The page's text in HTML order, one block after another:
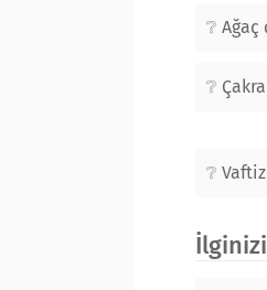
Ağaç